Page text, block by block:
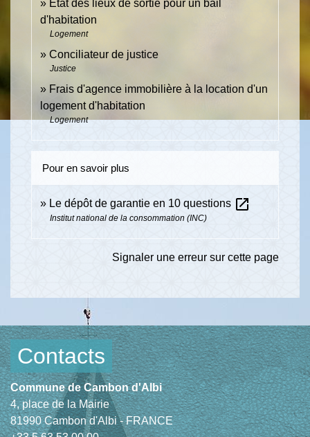
État des lieux de sortie pour un bail
d'habitation
Logement
Conciliateur de justice
Justice
Frais d'agence immobilière à la location d'un
logement d'habitation
Logement
Pour en savoir plus
Le dépôt de garantie en 10 questions open_in_new
Institut national de la consommation (INC)
Signaler une erreur sur cette page
Contacts
Commune de Cambon d'Albi
4, place de la Mairie
81990 Cambon d'Albi - FRANCE